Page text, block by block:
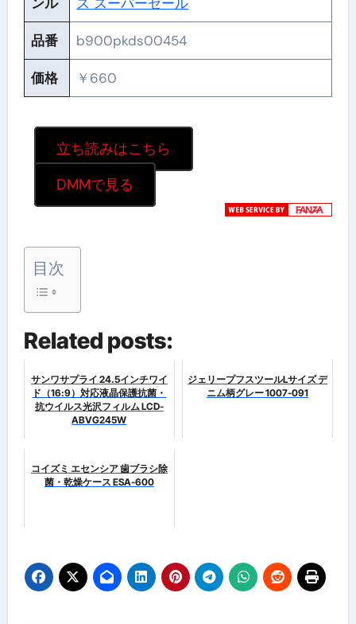
品番 b900pkds00454
価格 ￥660
立ち読みはこちら
DMMで見る
目次
Related posts:
サンワサプライ 24.5インチワイ
ド（16:9）対応液晶保護抗菌・
抗ウイルス光沢フィルム LCD-
ABVG245W
ジェリープフスツールLサイズ デ
ニム柄グレー 1007-091
コイズミ エセンシア 歯ブラシ除
菌・乾燥ケース ESA-600